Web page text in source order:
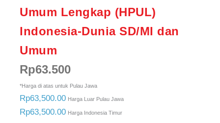
Umum Lengkap (HPUL)
Indonesia-Dunia SD/MI dan
Umum
Rp63.500
*Harga di atas untuk Pulau Jawa
Rp63,500.00 Harga Luar Pulau Jawa
Rp63,500.00 Harga Indonesia Timur